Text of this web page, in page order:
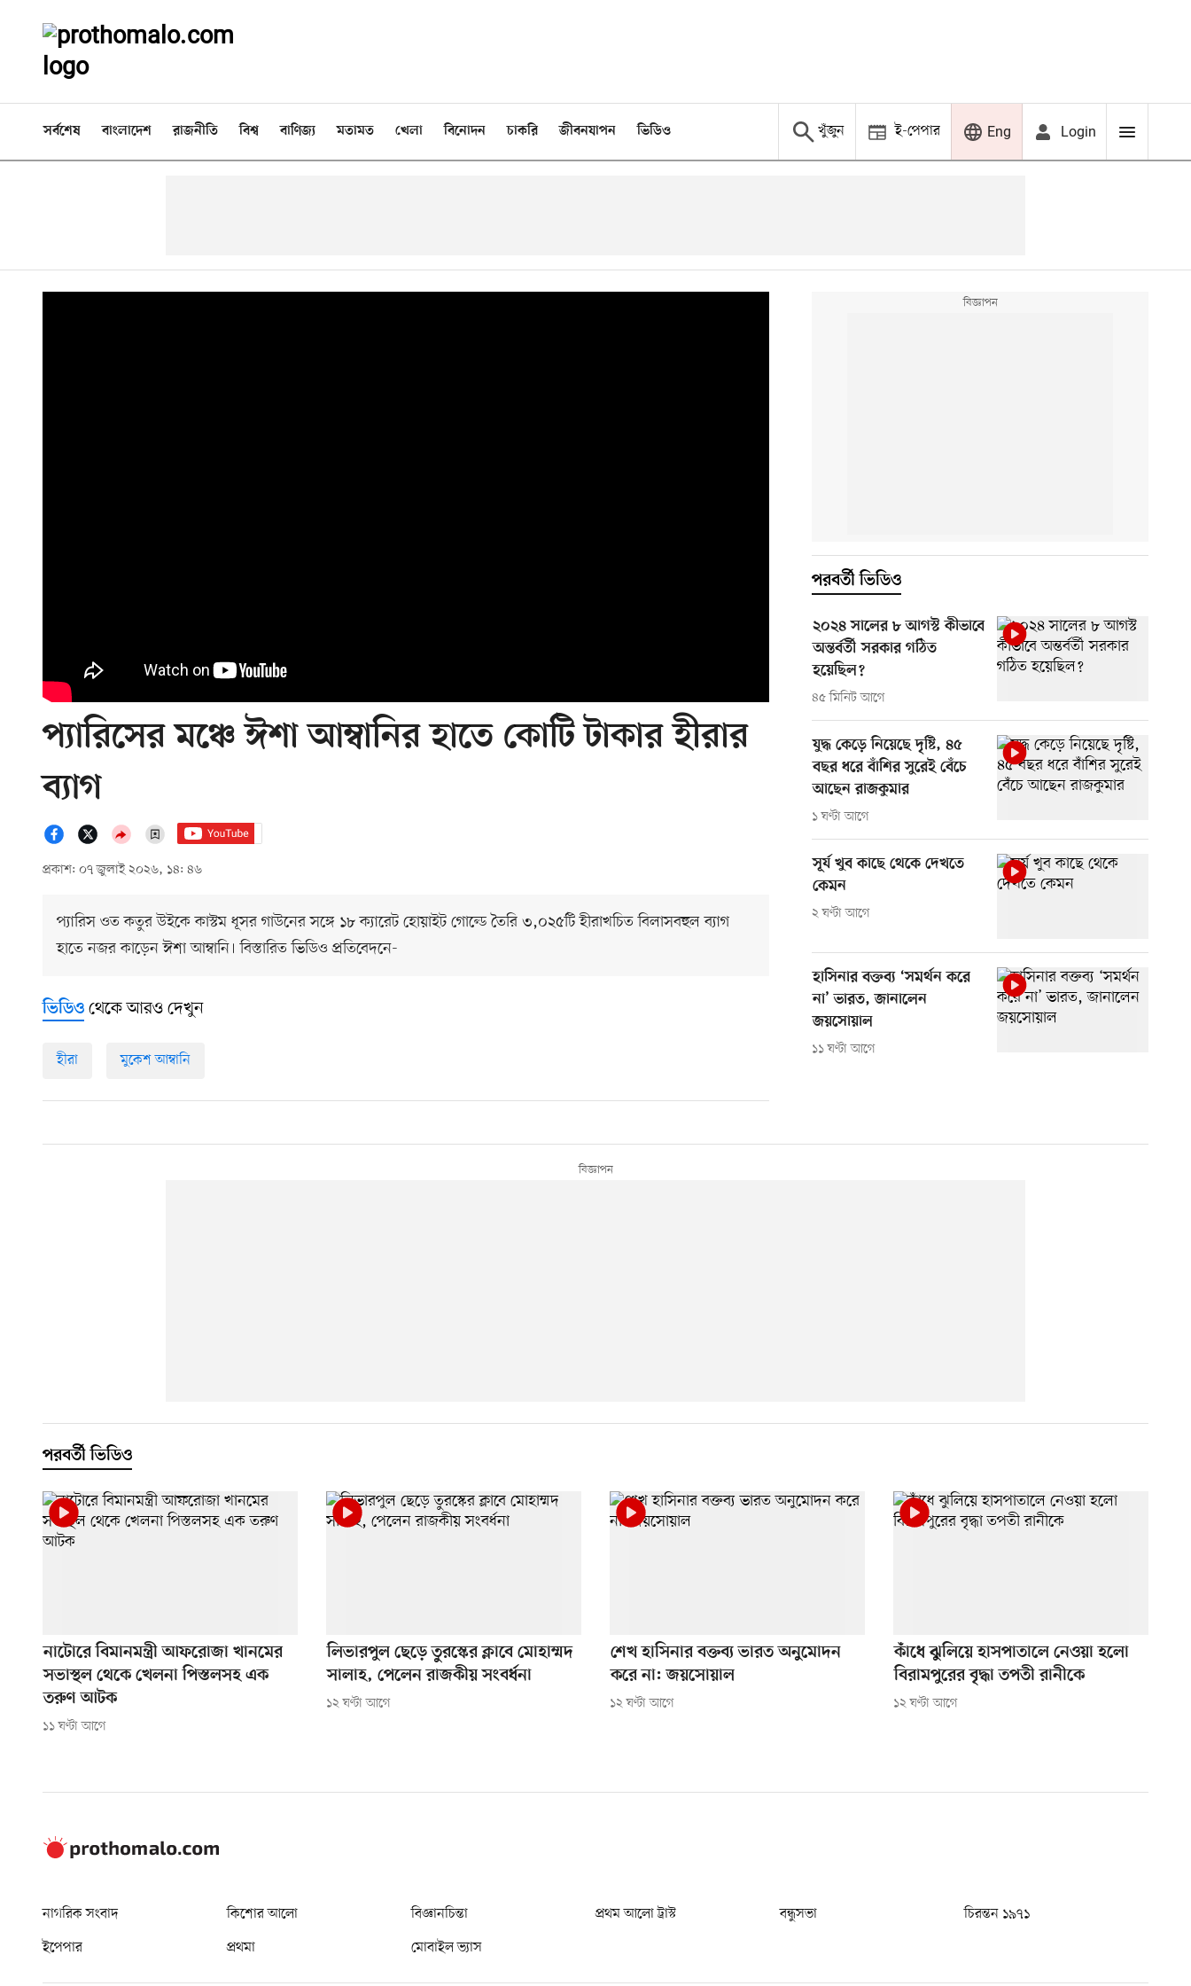
সর্বশেষ বাংলাদেশ রাজনীতি বিশ্ব বাণিজ্য মতামত খেলা বিনোদন চাকরি জীবনযাপন ভিডিও খুঁজুন ই-পেপার Eng Login
প্যারিসের মঞ্চে ঈশা আম্বানির হাতে কোটি টাকার হীরার
ব্যাগ
প্রকাশ: ০৭ জুলাই ২০২৬, ১৪: ৪৬
প্যারিস ওত কতুর উইকে কাস্টম ধূসর গাউনের সঙ্গে ১৮ ক্যারেট হোয়াইট গোল্ডে তৈরি ৩,০২৫টি হীরাখচিত বিলাসবহুল ব্যাগ
হাতে নজর কাড়েন ঈশা আম্বানি। বিস্তারিত ভিডিও প্রতিবেদনে-
পরবর্তী ভিডিও
২০২৪ সালের ৮ আগস্ট কীভাবে
অন্তর্বর্তী সরকার গঠিত
হয়েছিল?
৪৫ মিনিট আগে
যুদ্ধ কেড়ে নিয়েছে দৃষ্টি, ৪৫
বছর ধরে বাঁশির সুরেই বেঁচে
আছেন রাজকুমার
১ ঘণ্টা আগে
সূর্য খুব কাছে থেকে দেখতে
কেমন
২ ঘণ্টা আগে
হাসিনার বক্তব্য ‘সমর্থন করে
না’ ভারত, জানালেন
জয়সোয়াল
১১ ঘণ্টা আগে
ভিডিও থেকে আরও দেখুন
হীরা মুকেশ আম্বানি
পরবর্তী ভিডিও
নাটোরে বিমানমন্ত্রী আফরোজা খানমের
সভাস্থল থেকে খেলনা পিস্তলসহ এক
তরুণ আটক
১১ ঘণ্টা আগে
লিভারপুল ছেড়ে তুরস্কের ক্লাবে মোহাম্মদ
সালাহ, পেলেন রাজকীয় সংবর্ধনা
১২ ঘণ্টা আগে
শেখ হাসিনার বক্তব্য ভারত অনুমোদন
করে না: জয়সোয়াল
১২ ঘণ্টা আগে
কাঁধে ঝুলিয়ে হাসপাতালে নেওয়া হলো
বিরামপুরের বৃদ্ধা তপতী রানীকে
১২ ঘণ্টা আগে
নাগরিক সংবাদ কিশোর আলো বিজ্ঞানচিন্তা প্রথম আলো ট্রাস্ট বন্ধুসভা
চিরন্তন ১৯৭১
ইপেপার
প্রথমা মোবাইল ভ্যাস